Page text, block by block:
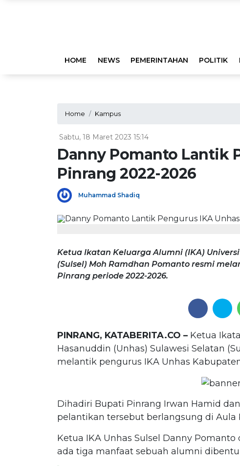
HOME NEWS PEMERINTAHAN POLITIK
Home Kampus
Sabtu, 18 Maret 2023 15:14
Danny Pomanto Lantik
Pinrang 2022-2026
Muhammad Shadiq
Ketua Ikatan Keluarga Alumni (IKA)
(Sulsel) Moh Ramdhan Pomanto resmi
Pinrang periode 2022-2026.
PINRANG, KATABERITA.CO – Ketua
Hasanuddin (Unhas) Sulawesi Selatan
melantik pengurus IKA Unhas
Dihadiri Bupati Pinrang Irwan Hamid
pelantikan tersebut berlangsung di Aula
Ketua IKA Unhas Sulsel Danny
ada tiga manfaat sebuah alumni